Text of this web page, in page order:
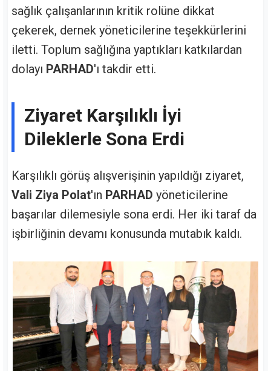
sağlık çalışanlarının kritik rolüne dikkat
çekerek, dernek yöneticilerine teşekkürlerini
iletti. Toplum sağlığına yaptıkları katkılardan
dolayı PARHAD'ı takdir etti.
Ziyaret Karşılıklı İyi
Dileklerle Sona Erdi
Karşılıklı görüş alışverişinin yapıldığı ziyaret,
Vali Ziya Polat'ın PARHAD yöneticilerine
başarılar dilemesiyle sona erdi. Her iki taraf da
işbirliğinin devamı konusunda mutabık kaldı.